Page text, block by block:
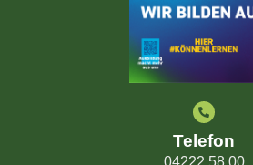
Telefon
04222 58 00